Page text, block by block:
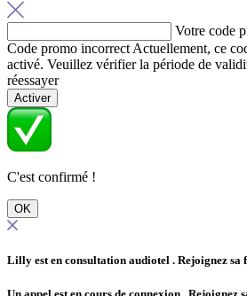
Votre code
Code promo incorrect Actuellement, ce
activé. Veuillez vérifier la période de
réessayer
Activer
C'est confirmé !
OK
Lilly est en consultation audiotel . Rejoignez sa